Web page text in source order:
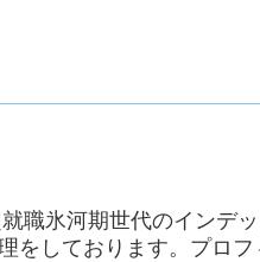
職氷河期世代のインデ
をしております。プロフ